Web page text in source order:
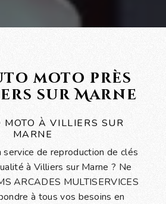
moto près
sur Marne
MOTO À VILLIERS SUR
MARNE
service de reproduction de clés
à Villiers sur Marne ? Ne
ARCADES MULTISERVICES
à tous vos besoins en